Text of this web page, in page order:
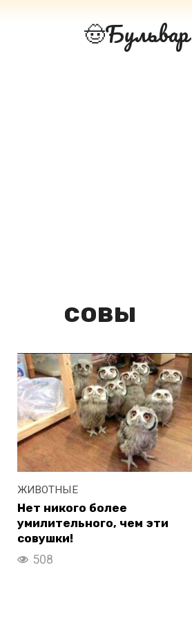
совы
ЖИВОТНЫЕ
Нет никого более
умилительного, чем эти
совушки!
508